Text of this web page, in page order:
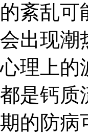
的紊乱可
会出现潮
心理上的
都是钙质
期的防病